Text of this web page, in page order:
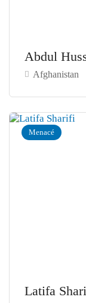
Abdul
Afghanistan
Menacé
Latifa